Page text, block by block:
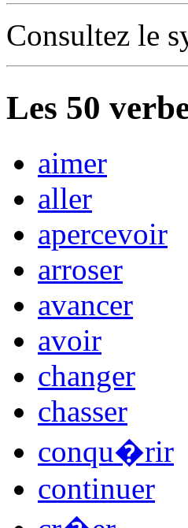
Consultez le
Les 50
aimer
aller
apercevoir
arroser
avancer
avoir
changer
chasser
conqu�rir
continuer